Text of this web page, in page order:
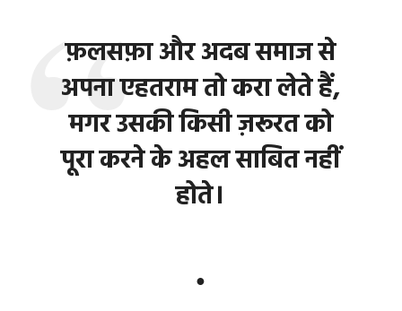
फ़लसफ़ा और अदब समाज से
अपना एहतराम तो करा लेते हैं,
मगर उसकी किसी ज़रूरत को
पूरा करने के अहल साबित नहीं
होते।
●